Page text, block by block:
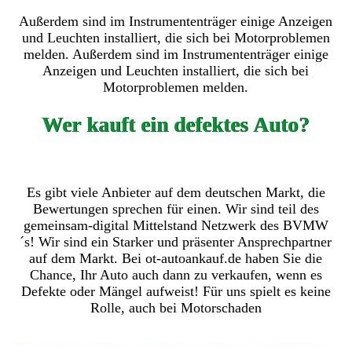
Außerdem sind im Instrumententräger einige Anzeigen
und Leuchten installiert, die sich bei Motorproblemen
melden. Außerdem sind im Instrumententräger einige
Anzeigen und Leuchten installiert, die sich bei
Motorproblemen melden.
Wer kauft ein defektes Auto?
Es gibt viele Anbieter auf dem deutschen Markt, die
Bewertungen sprechen für einen. Wir sind teil des
gemeinsam-digital Mittelstand Netzwerk des BVMW
´s! Wir sind ein Starker und präsenter Ansprechpartner
auf dem Markt. Bei ot-autoankauf.de haben Sie die
Chance, Ihr Auto auch dann zu verkaufen, wenn es
Defekte oder Mängel aufweist! Für uns spielt es keine
Rolle, auch bei Motorschaden